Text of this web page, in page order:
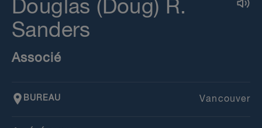
Douglas (Doug) R.
Sanders
Associé
BUREAU Vancouver